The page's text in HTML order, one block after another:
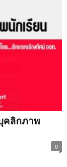
คลิกภาพ
0